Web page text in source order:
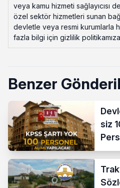
veya kamu hizmeti sağlayıcısı
özel sektör hizmetleri sunan
devletle veya resmi kurumlarla
fazla bilgi için gizlilik politikamıza
Benzer
siz